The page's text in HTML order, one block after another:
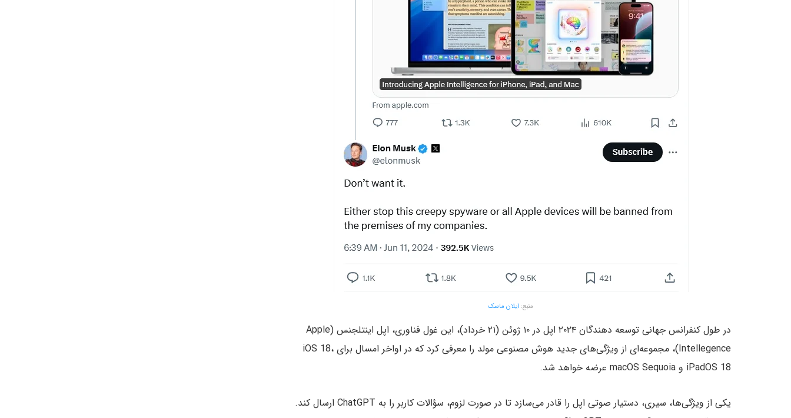
منبع: ایلان ماسک
در طول کنفرانس جهانی توسعه دهندگان ۲۰۲۴ اپل در ۱۰ ژوئن (۲۱ خرداد)، این غول فناوری، اپل اینتلجنس (Apple
Intellegence)، مجموعه‌ای از ویژگی‌های جدید هوش مصنوعی مولد را معرفی کرد که در اواخر امسال برای iOS 18،
iPadOS 18 و macOS Sequoia عرضه خواهد شد.
یکی از ویژگی‌ها، سیری، دستیار صوتی اپل را قادر می‌سازد تا در صورت لزوم، سؤالات کاربر را به ChatGPT ارسال کند.